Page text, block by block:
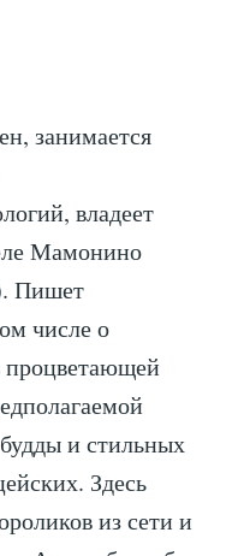
занимается
владеет
Мамонино
Пишет
числе о
и стильных
Здесь
из сети и